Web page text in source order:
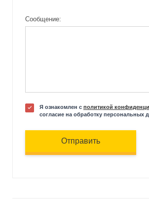
Сообщение:
Я ознакомлен с политикой
согласие на обработку персональных
Отправить